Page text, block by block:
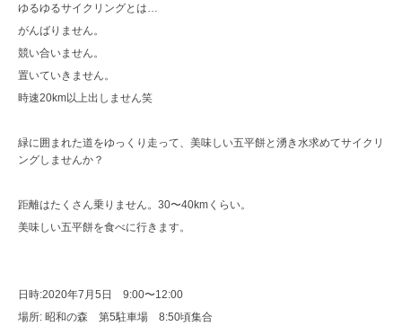
ゆるゆるサイクリングとは…
がんばりません。
競い合いません。
置いていきません。
時速20km以上出しません笑
緑に囲まれた道をゆっくり走って、美味しい五平餅と湧き水求めてサイクリ
ングしませんか？
距離はたくさん乗りません。30〜40kmくらい。
美味しい五平餅を食べに行きます。
日時:2020年7月5日 9:00〜12:00
場所: 昭和の森 第5駐車場 8:50頃集合